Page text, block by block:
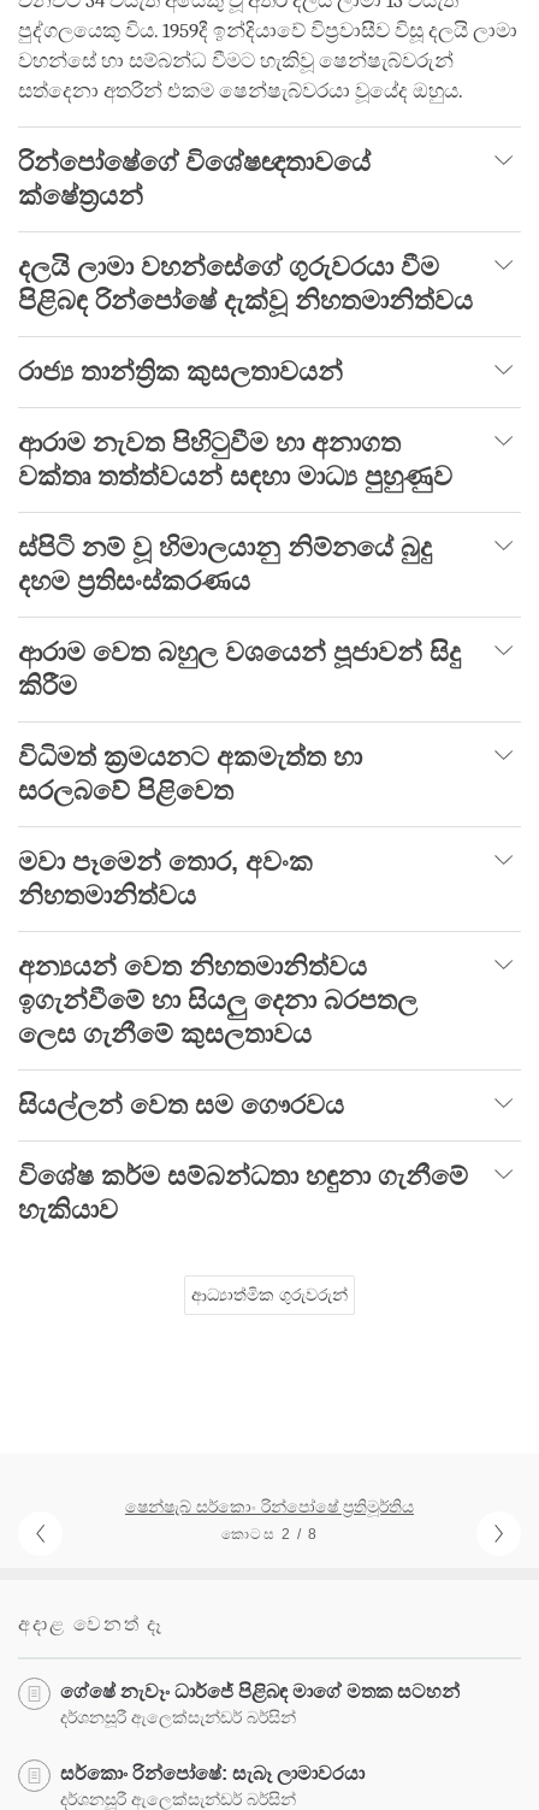
පුද්ගලයෙකු විය. 1959දී ඉන්දියාවේ විප්‍රවාසීව විසූ දලයි ලාමා
වහන්සේ හා සම්බන්ධ වීමට හැකිවූ ෂෙන්ෂැබ්වරුන්
සත්දෙනා අතරින් එකම ෂෙන්ෂැබ්වරයා වූයේද ඔහුය.
රින්පෝෂේගේ විශේෂඥතාවයේ
ක්ෂේත්‍රයන්
දලයි ලාමා වහන්සේගේ ගුරුවරයා වීම
පිළිබඳ රින්පෝෂේ දැක්වූ නිහතමානිත්වය
රාජ්‍ය තාන්ත්‍රික කුසලතාවයන්
ආරාම නැවත පිහිටුවීම හා අනාගත
වක්තෘ තත්ත්වයන් සඳහා මාධ්‍ය පුහුණුව
ස්පිටි නම් වූ හිමාලයානු නිම්නයේ බුදු
දහම ප්‍රතිසංස්කරණය
ආරාම වෙත බහුල වශයෙන් පූජාවන් සිදු
කිරීම
විධිමත් ක්‍රමයනට අකමැත්ත හා
සරලබවේ පිළිවෙත
මවා පෑමෙන් තොර, අවංක
නිහතමානිත්වය
අන්‍යයන් වෙත නිහතමානිත්වය
ඉගැන්වීමේ හා සියලු දෙනා බරපතල
ලෙස ගැනීමේ කුසලතාවය
සියල්ලන් වෙත සම ගෞරවය
විශේෂ කර්ම සම්බන්ධතා හඳුනා ගැනීමේ
හැකියාව
ආධ්‍යාත්මික ගුරුවරුන්
ෂෙන්ෂැබ් සර්කොං රින්පෝෂේ ප්‍රතිමූර්තිය
කොටස 2 / 8
අදාළ වෙනත් දෑ
ගේෂේ නැවෑං ධාර්ජේ පිළිබඳ මාගේ මතක සටහන්
දර්ශනසූරී ඇලෙක්සැන්ඩර් බර්සින්
සර්කොං රින්පෝෂේ: සැබෑ ලාමාවරයා
දර්ශනසූරී ඇලෙක්සැන්ඩර් බර්සින්